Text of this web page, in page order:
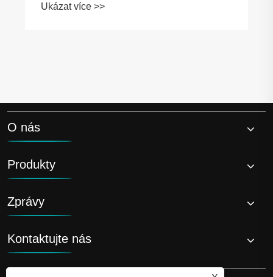
Ukázat více >>
O nás
Produkty
Zprávy
Kontaktujte nás